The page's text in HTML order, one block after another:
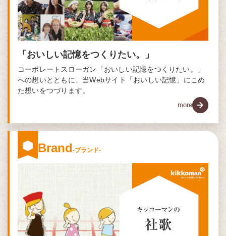
「おいしい記憶をつくりたい。」
コーポレートスローガン「おいしい記憶をつくりたい。」
への想いとともに、当Webサイト「おいしい記憶」にこめ
た想いをつづります。
more
Brand-ブランド-